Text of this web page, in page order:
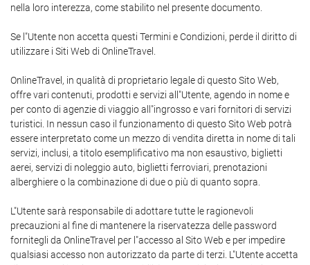
nella loro interezza, come stabilito nel presente documento.
Se l"Utente non accetta questi Termini e Condizioni, perde il diritto di
utilizzare i Siti Web di OnlineTravel.
OnlineTravel, in qualità di proprietario legale di questo Sito Web,
offre vari contenuti, prodotti e servizi all"Utente, agendo in nome e
per conto di agenzie di viaggio all"ingrosso e vari fornitori di servizi
turistici. In nessun caso il funzionamento di questo Sito Web potrà
essere interpretato come un mezzo di vendita diretta in nome di tali
servizi, inclusi, a titolo esemplificativo ma non esaustivo, biglietti
aerei, servizi di noleggio auto, biglietti ferroviari, prenotazioni
alberghiere o la combinazione di due o più di quanto sopra.
L"Utente sarà responsabile di adottare tutte le ragionevoli
precauzioni al fine di mantenere la riservatezza delle password
fornitegli da OnlineTravel per l"accesso al Sito Web e per impedire
qualsiasi accesso non autorizzato da parte di terzi. L"Utente accetta